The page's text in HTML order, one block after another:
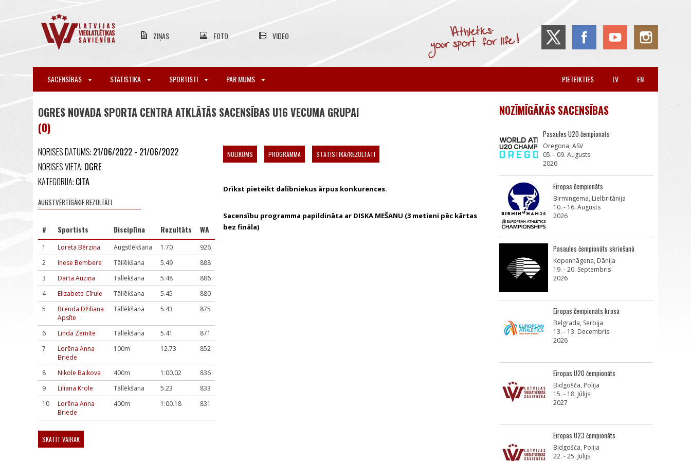
ZIŅAS FOTO VIDEO
SACENSĪBAS STATISTIKA SPORTISTI PAR MUMS EN
LV
PIETEIKTIES
OGRES NOVADA SPORTA CENTRA ATKLĀTĀS SACENSĪBAS U16 VECUMA GRUPAI
(0)
NORISES DATUMS: 21/06/2022 - 21/06/2022
NORISES VIETA: OGRE
KATEGORIJA: CITA
AUGSTVĒRTĪGĀKIE REZULTĀTI
# Sportists Disciplīna Rezultāts WA
1 Loreta Bērziņa Augstlēkšana 1.70
926
2
Inese Bembere Tāllēkšana 5.49
888
3
Dārta Auziņa Tāllēkšana 5.48
886
4
Elizabete Cīrule Tāllēkšana 5.45
880
5
Brenda Džiliana
Apsīte
Tāllēkšana 5.43 875
6 Linda Zemīte Tāllēkšana 5.41
871
7
Lorēna Anna
Briede
100m 12.73 852
8 Nikole Baikova 400m 1:00.02
836
9
Liliana Krole Tāllēkšana 5.23
833
10
Lorēna Anna
Briede
400m 1:00.18 831
SKATĪT VAIRĀK
NOLIKUMS PROGRAMMA STATISTIKA/REZULTĀTI
Drīkst pieteikt dalībniekus ārpus konkurences.
Sacensību programma papildināta ar DISKA MEŠANU (3 metieni pēc kārtas
bez fināla)
NOZĪMĪGĀKĀS SACENSĪBAS
Pasaules U20 čempionāts
Oregona, ASV
05. - 09. Augusts
2026
Eiropas čempionāts
Birmingema, Lielbritānija
10. - 16. Augusts
2026
Pasaules čempionāts skriešanā
Kopenhāgena, Dānija
19. - 20. Septembris
2026
Eiropas čempionāts krosā
Belgrada, Serbija
13. - 13. Decembris
2026
Eiropas U20 čempionāts
Bidgošča, Polija
15. - 18. Jūlijs
2027
Eiropas U23 čempionāts
Bidgošča, Polija
22. - 25. Jūlijs